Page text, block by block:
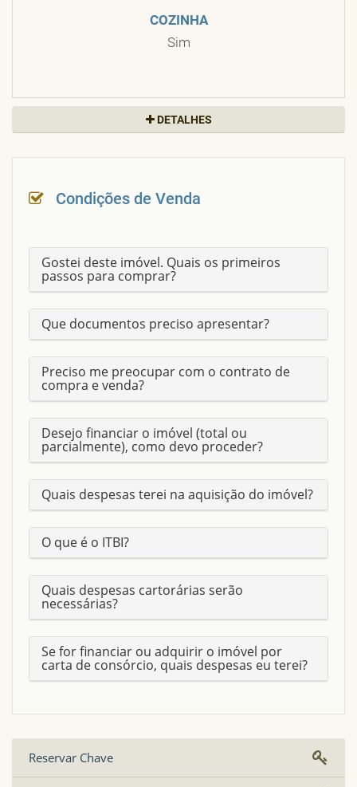
COZINHA
Sim
PISO CERÂMICA
IDADE 46 Anos
GRADEADA Sim
POSIÇÃO SUL
PROXIMIDADES
IJF | DRAGÃO DOS PARAFUSOS | A UMA QUADRA DAS
AVENIDAS DOM MANUEL E DOMINGOS OLÍMPIO.
VAGAS GARAGEM 3
VARANDA Sim
TIPO DUPLEX
SALA Sim
GABINETE Sim
DETALHES
Condições de Venda
Gostei deste imóvel. Quais os primeiros
passos para comprar?
Que documentos preciso apresentar?
Preciso me preocupar com o contrato de
compra e venda?
Desejo financiar o imóvel (total ou
parcialmente), como devo proceder?
Quais despesas terei na aquisição do imóvel?
O que é o ITBI?
Quais despesas cartorárias serão
necessárias?
Se for financiar ou adquirir o imóvel por
carta de consórcio, quais despesas eu terei?
Reservar Chave